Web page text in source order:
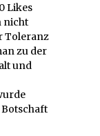
Likes
nicht
Toleranz
zu der
und